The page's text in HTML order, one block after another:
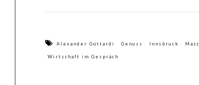
Alexander Gottardi Genuss Innsbruck
Wirtschaft im Gespräch